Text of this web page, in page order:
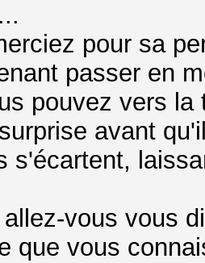
pour sa
passer en
pouvez vers
avant
s'écartent,
vous vous
que vous